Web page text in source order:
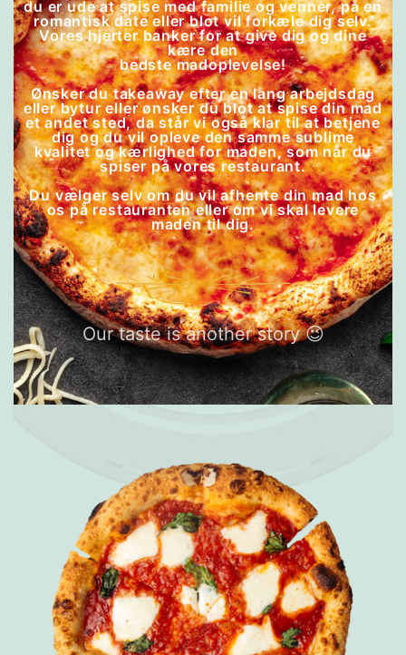
du er ude at spise med familie og venner, på en
romantisk date eller blot vil forkæle dig selv.
Vores hjerter banker for at give dig og dine
kære den
bedste madoplevelse!
Ønsker du takeaway efter en lang arbejdsdag
eller bytur eller ønsker du blot at spise din mad
et andet sted, da står vi også klar til at betjene
dig og du vil opleve den samme sublime
kvalitet og kærlighed for maden, som når du
spiser på vores restaurant.
Du vælger selv om du vil afhente din mad hos
os på restauranten eller om vi skal levere
maden til dig.
Our taste is another story 😉